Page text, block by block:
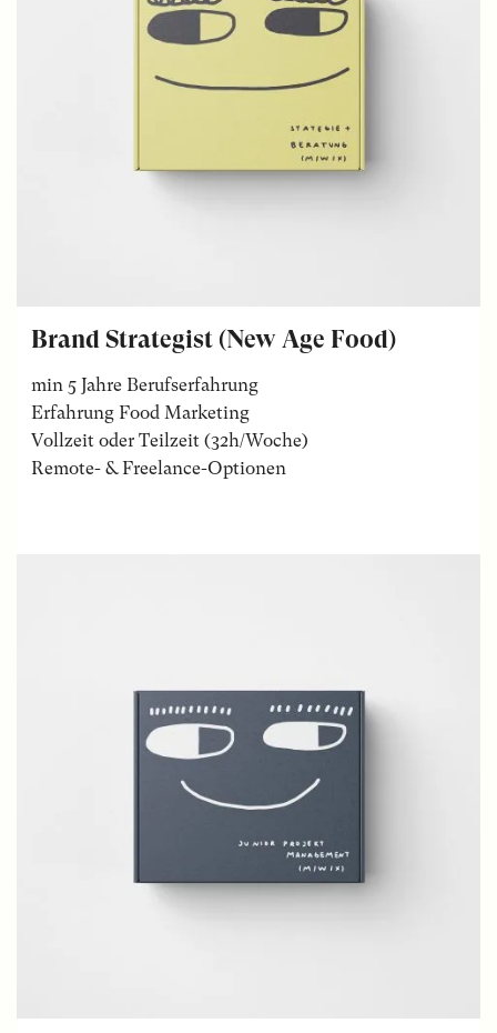
Brand Strategist (New Age Food)
min 5 Jahre Berufserfahrung
Erfahrung Food Marketing
Vollzeit oder Teilzeit (32h/Woche)
Remote- & Freelance-Optionen